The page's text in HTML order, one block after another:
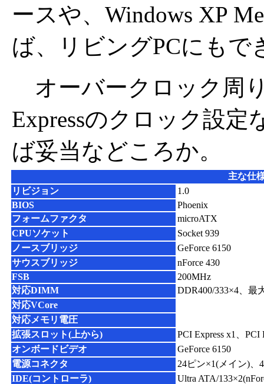
ースや、Windows XP
ば、リビングPCにもで
オーバークロック周
Expressのクロック設
ば妥当などころか。
主な仕
リビジョン
1.0
BIOS
Phoenix
フォームファクタ
microATX
CPUソケット
Socket 939
ノースブリッジ
GeForce 6150
サウスブリッジ
nForce 430
FSB
200MHz
対応DIMM
DDR400/333×4、最
対応VCore
対応メモリ電圧
拡張スロット(上から)
PCI Express x1、PCI
オンボードビデオ
GeForce 6150
電源コネクタ
24ピン×1(メイン)、
IDE(コントローラ)
Ultra ATA/